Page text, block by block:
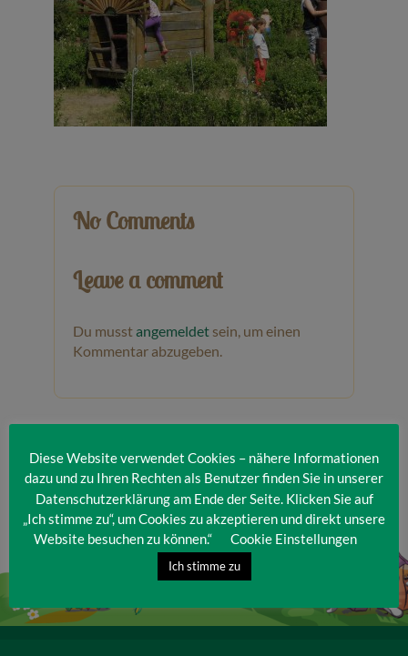
Veranstaltungen
Baumpaten
Kontakt
No Comments
Leave a comment
Du musstangemeldet sein, um einen
Kommentar abzugeben.
Diese Website verwendet Cookies – nähere Informationen
dazu und zu Ihren Rechten als Benutzer finden Sie in unserer
Datenschutzerklärung am Ende der Seite. Klicken Sie auf
„Ich stimme zu“, um Cookies zu akzeptieren und direkt unsere
Website besuchen zu können.“
Cookie Einstellungen
Ich stimme zu